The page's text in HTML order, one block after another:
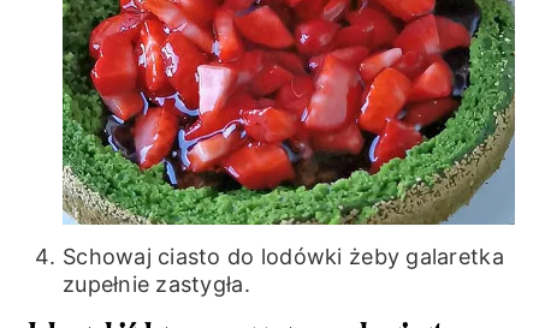
Schowaj ciasto do lodówki żeby galaretka
zupełnie zastygła.